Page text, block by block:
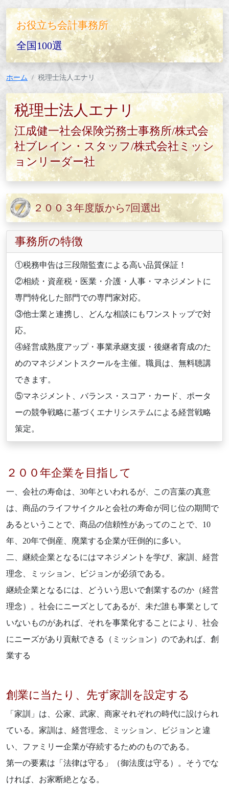
お役立ち会計事務所
全国100選
ホーム 税理士法人エナリ
税理士法人エナリ
江成健一社会保険労務士事務所/株式会
社ブレイン・スタッフ/株式会社ミッシ
ョンリーダー社
２００３年度版から7回選出
事務所の特徴
①税務申告は三段階監査による高い品質保証！
②相続・資産税・医業・介護・人事・マネジメントに
専門特化した部門での専門家対応。
③他士業と連携し、どんな相談にもワンストップで対
応。
④経営成熟度アップ・事業承継支援・後継者育成のた
めのマネジメントスクールを主催。職員は、無料聴講
できます。
⑤マネジメント、バランス・スコア・カード、ポータ
ーの競争戦略に基づくエナリシステムによる経営戦略
策定。
２００年企業を目指して
一、会社の寿命は、30年といわれるが、この言葉の真意
は、商品のライフサイクルと会社の寿命が同じ位の期間で
あるということで、商品の信頼性があってのことで、10
年、20年で倒産、廃業する企業が圧倒的に多い。
二、継続企業となるにはマネジメントを学び、家訓、経営
理念、ミッション、ビジョンが必須である。
継続企業となるには、どういう思いで創業するのか（経営
理念）。社会にニーズとしてあるが、未だ誰も事業として
いないものがあれば、それを事業化することにより、社会
にニーズがあり貢献できる（ミッション）のであれば、創
業する
創業に当たり、先ず家訓を設定する
「家訓」は、公家、武家、商家それぞれの時代に設けられ
ている。家訓は、経営理念、ミッション、ビジョンと違
い、ファミリー企業が存続するためのものである。
第一の要素は「法律は守る」（御法度は守る）。そうでな
ければ、お家断絶となる。